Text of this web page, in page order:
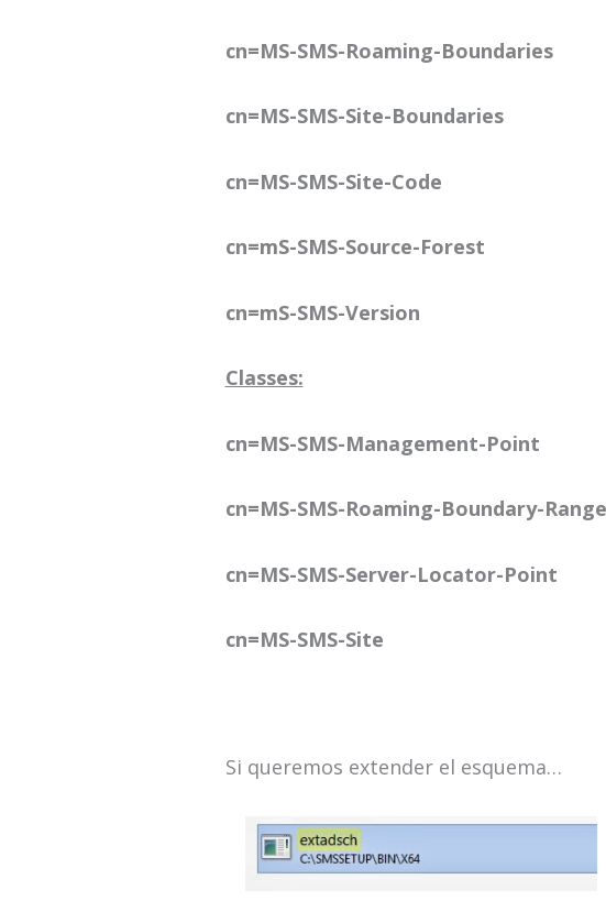
cn=MS-SMS-Roaming-Boundaries
cn=MS-SMS-Site-Boundaries
cn=MS-SMS-Site-Code
cn=mS-SMS-Source-Forest
cn=mS-SMS-Version
Classes:
cn=MS-SMS-Management-Point
cn=MS-SMS-Roaming-Boundary-Range
cn=MS-SMS-Server-Locator-Point
cn=MS-SMS-Site
Si queremos extender el esquema…